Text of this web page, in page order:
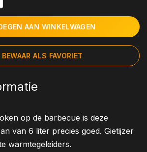
AAN WINKELWAGEN
BEWAAR ALS FAVORIET
op de barbecue is deze
van 6 liter precies goed. Gietijzer
warmtegeleiders.